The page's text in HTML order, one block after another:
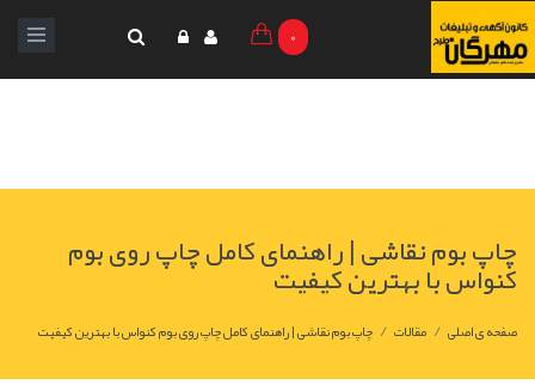
0
چاپ بوم نقاشی | راهنمای کامل چاپ روی بوم
کنواس با بهترین کیفیت
صفحه ی اصلی / مقالات / چاپ بوم نقاشی | راهنمای کامل چاپ روی بوم کنواس با بهترین کیفیت